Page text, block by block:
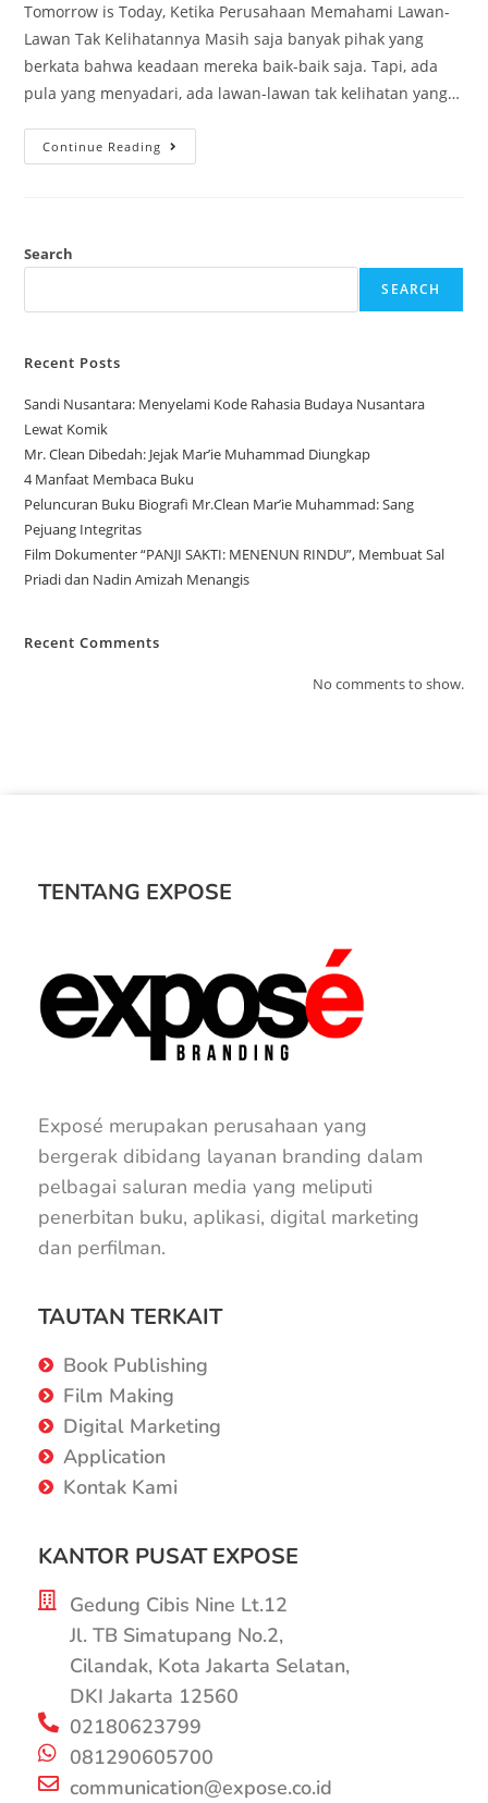
Tomorrow is Today, Ketika Perusahaan Memahami Lawan-
Lawan Tak Kelihatannya Masih saja banyak pihak yang
berkata bahwa keadaan mereka baik-baik saja. Tapi, ada
pula yang menyadari, ada lawan-lawan tak kelihatan yang…
Continue Reading
Search
SEARCH
Recent Posts
Sandi Nusantara: Menyelami Kode Rahasia Budaya Nusantara
Lewat Komik
Mr. Clean Dibedah: Jejak Mar’ie Muhammad Diungkap
4 Manfaat Membaca Buku
Peluncuran Buku Biografi Mr.Clean Mar’ie Muhammad: Sang
Pejuang Integritas
Film Dokumenter “PANJI SAKTI: MENENUN RINDU”, Membuat Sal
Priadi dan Nadin Amizah Menangis
Recent Comments
No comments to show.
TENTANG EXPOSE
Exposé merupakan perusahaan yang
bergerak dibidang layanan branding dalam
pelbagai saluran media yang meliputi
penerbitan buku, aplikasi, digital marketing
dan perfilman.
TAUTAN TERKAIT
Book Publishing
Film Making
Digital Marketing
Application
Kontak Kami
KANTOR PUSAT EXPOSE
Gedung Cibis Nine Lt.12
Jl. TB Simatupang No.2,
Cilandak, Kota Jakarta Selatan,
DKI Jakarta 12560
02180623799
081290605700
communication@expose.co.id